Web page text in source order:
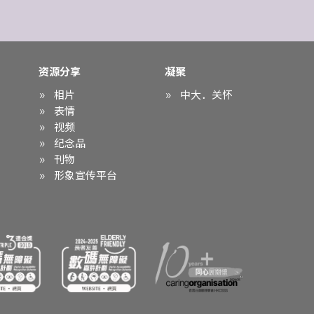
资源分享
相片
表情
视频
纪念品
刊物
形象宣传平台
凝聚
中大．关怀